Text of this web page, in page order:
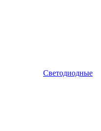
Светодиодные